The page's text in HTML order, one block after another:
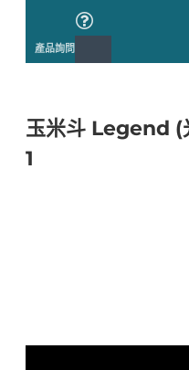
產品詢問
玉米斗 Legend (
1